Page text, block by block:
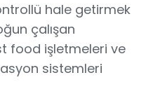
hale getirmek
çalışan
food işletmeleri ve
sistemleri